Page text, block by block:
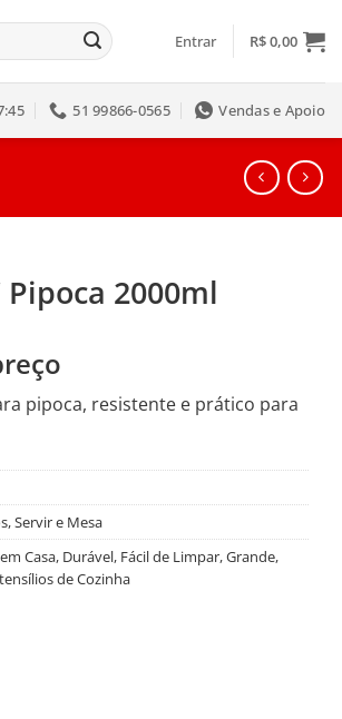
Entrar R$0,00
51 99866-0565 Vendas e Apoio
2000ml
pipoca, resistente e prático para
,Servir e Mesa
Casa, Durável, Fácil de Limpar,Grande,
de Cozinha